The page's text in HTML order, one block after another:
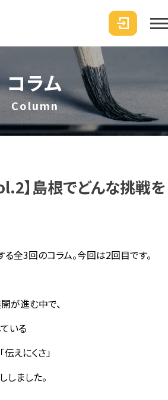
コラム
Column
】島根でどんな挑戦を
全3回のコラム。今回は2回目です。
が進む中で、
いる
伝えにくさ」
しました。